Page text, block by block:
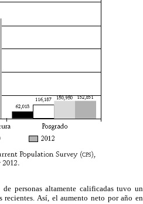
personas altamente calificadas tuvo un
Así, el aumento neto por año en